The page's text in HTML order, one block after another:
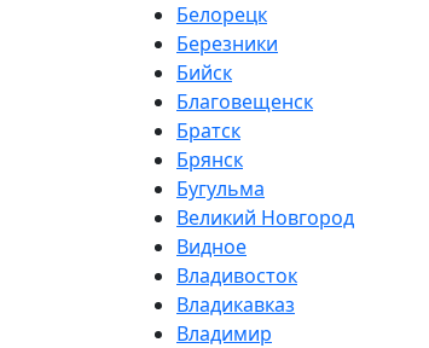
Белорецк
Березники
Бийск
Благовещенск
Братск
Брянск
Бугульма
Великий Новгород
Видное
Владивосток
Владикавказ
Владимир